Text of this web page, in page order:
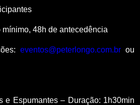
48h de antecedência
eventos@peterlongo.com.br ou
e Espumantes – Duração: 1h30min